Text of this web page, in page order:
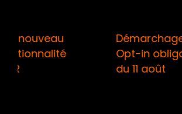
Démarchage téléphonique /
Opt-in obligatoire à compter